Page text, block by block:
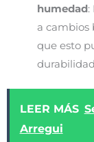
humedad:
a cambios
que esto
LEER MÁS
Arregui